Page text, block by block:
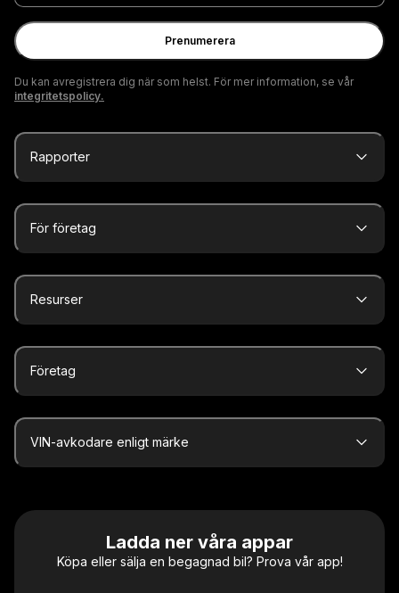
e-
postadress
Prenumerera
Du kan avregistrera dig när som helst. För mer information, se vår
integritetspolicy.
Rapporter
För företag
Resurser
Företag
VIN-avkodare enligt märke
Ladda ner våra appar
Köpa eller sälja en begagnad bil? Prova vår app!